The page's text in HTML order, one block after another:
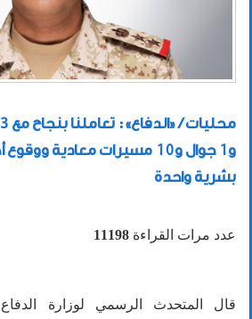
و1 جوال و10 مسيرات معادية
بشرية واحدة
عدد مرات القراءة 11198
قال المتحدث الرسمي لوزارة